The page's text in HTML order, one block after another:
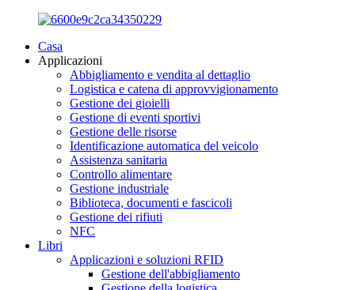
Casa
Applicazioni
Abbigliamento e vendita al dettaglio
Logistica e catena di approvvigionamento
Gestione dei gioielli
Gestione di eventi sportivi
Gestione delle risorse
Identificazione automatica del veicolo
Assistenza sanitaria
Controllo alimentare
Gestione industriale
Biblioteca, documenti e fascicoli
Gestione dei rifiuti
NFC
Libri
Applicazioni e soluzioni RFID
Gestione dell'abbigliamento